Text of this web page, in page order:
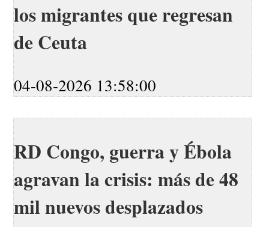
los migrantes que regresan
de Ceuta
04-08-2026 13:58:00
RD Congo, guerra y Ébola
agravan la crisis: más de 48
mil nuevos desplazados